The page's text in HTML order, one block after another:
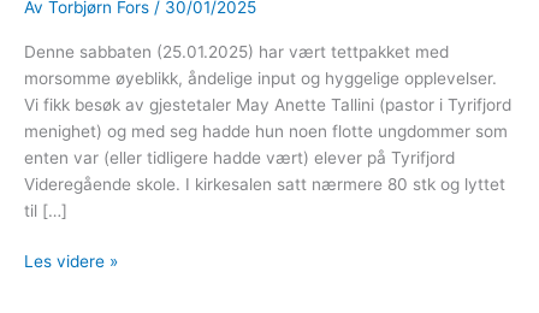
Av Torbjørn Fors / 30/01/2025
Denne sabbaten (25.01.2025) har vært tettpakket med
morsomme øyeblikk, åndelige input og hyggelige opplevelser.
Vi fikk besøk av gjestetaler May Anette Tallini (pastor i Tyrifjord
menighet) og med seg hadde hun noen flotte ungdommer som
enten var (eller tidligere hadde vært) elever på Tyrifjord
Videregående skole. I kirkesalen satt nærmere 80 stk og lyttet
til […]
Besøk
Les videre »